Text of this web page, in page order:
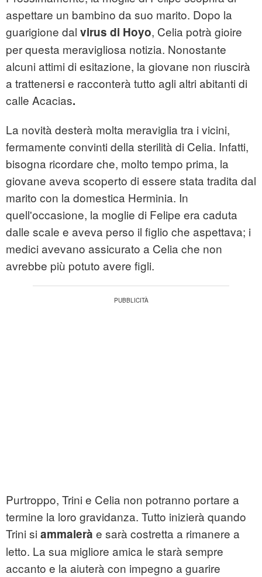
aspettare un bambino da suo marito. Dopo la
guarigione dal virus di Hoyo, Celia potrà gioire
per questa meravigliosa notizia. Nonostante
alcuni attimi di esitazione, la giovane non riuscirà
a trattenersi e racconterà tutto agli altri abitanti di
calle Acacias.
La novità desterà molta meraviglia tra i vicini,
fermamente convinti della sterilità di Celia. Infatti,
bisogna ricordare che, molto tempo prima, la
giovane aveva scoperto di essere stata tradita dal
marito con la domestica Herminia. In
quell'occasione, la moglie di Felipe era caduta
dalle scale e aveva perso il figlio che aspettava; i
medici avevano assicurato a Celia che non
avrebbe più potuto avere figli.
Purtroppo, Trini e Celia non potranno portare a
termine la loro gravidanza. Tutto inizierà quando
Trini si ammalerà e sarà costretta a rimanere a
letto. La sua migliore amica le starà sempre
accanto e la aiuterà con impegno a guarire